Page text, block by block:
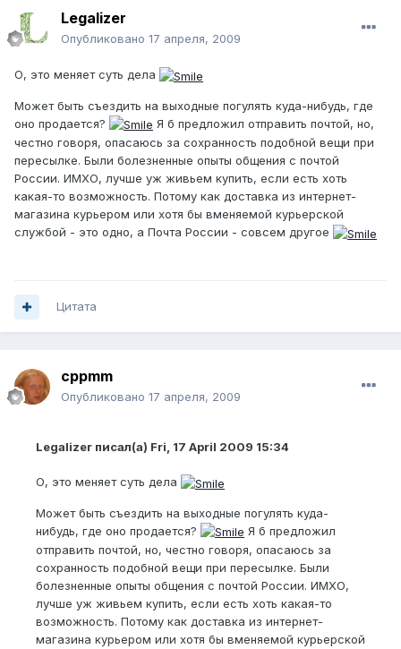
Legalizer
Опубликовано 17 апреля, 2009
О, это меняет суть дела
Может быть съездить на выходные погулять куда-нибудь, где
оно продается?
Я б предложил отправить почтой, но,
честно говоря, опасаюсь за сохранность подобной вещи при
пересылке. Были болезненные опыты общения с почтой
России. ИМХО, лучше уж живьем купить, если есть хоть
какая-то возможность. Потому как доставка из интернет-
магазина курьером или хотя бы вменяемой курьерской
службой - это одно, а Почта России - совсем другое
Цитата
cppmm
Опубликовано 17 апреля, 2009
Legalizer писал(а) Fri, 17 April 2009 15:34
О, это меняет суть дела
Может быть съездить на выходные погулять куда-
нибудь, где оно продается?
Я б предложил
отправить почтой, но, честно говоря, опасаюсь за
сохранность подобной вещи при пересылке. Были
болезненные опыты общения с почтой России. ИМХО,
лучше уж живьем купить, если есть хоть какая-то
возможность. Потому как доставка из интернет-
магазина курьером или хотя бы вменяемой курьерской